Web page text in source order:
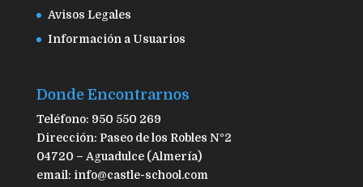
Avisos Legales
Información a Usuarios
Donde Encontrarnos
Teléfono: 950 550 269
Dirección: Paseo de los Robles Nº2
04720 – Aguadulce (Almería)
email: info@castle-school.com